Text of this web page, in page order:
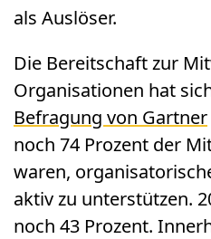
als Auslöser.
Die Bereitschaft zur
Organisationen hat
Befragung von Gartner
noch 74 Prozent der
waren,
aktiv zu unterstützen.
noch 43 Prozent.